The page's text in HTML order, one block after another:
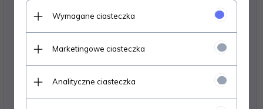
Miodarka diagonalna 2 ramkowa. Ramki
Wymagane ciasteczka
Marketingowe ciasteczka
Analityczne ciasteczka